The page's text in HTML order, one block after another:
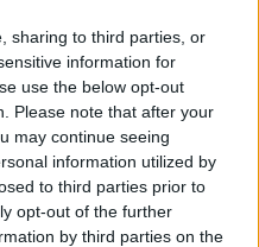
sharing to third parties, or
information for
use the below opt-out
Please note that after your
may continue seeing
information utilized by
to third parties prior to
opt-out of the further
by third parties on the
250 εκατ. δολάρια
στους εργαζομένους
13:00
Νείλου: Στο
να προσέχουν οι